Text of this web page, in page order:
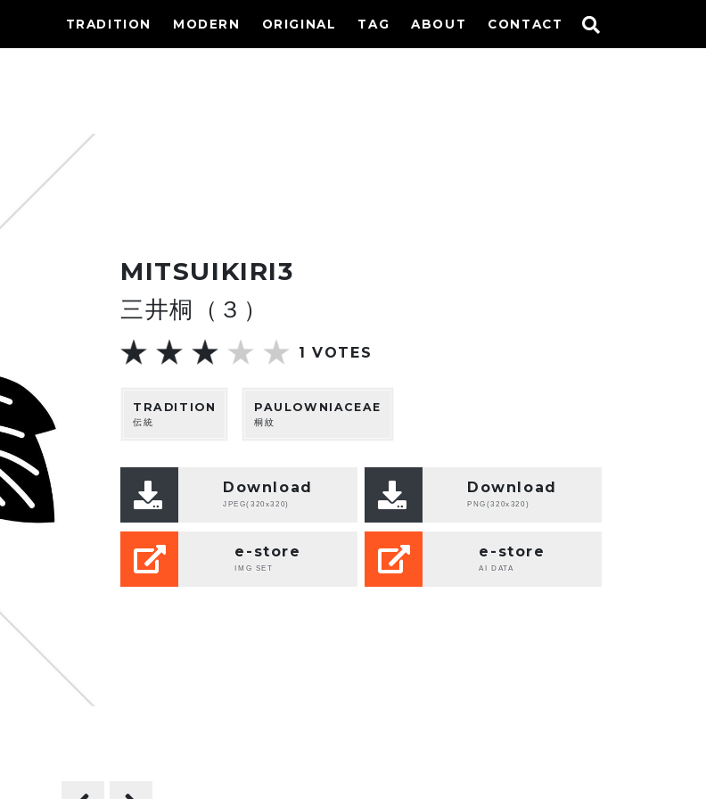
TRADITION MODERN ORIGINAL TAG ABOUT CONTACT
MITSUIKIRI3
三井桐（３）
1 VOTES
TRADITION
伝統
PAULOWNIACEAE
桐紋
Download
JPEG(320x320)
Download
PNG(320x320)
e-store
IMG SET
e-store
AI DATA